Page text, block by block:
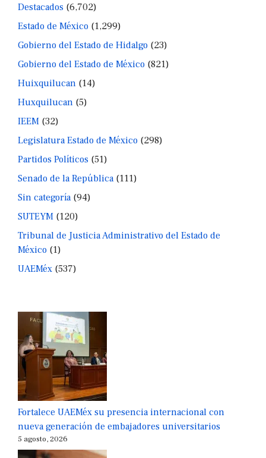
Destacados (6,702)
Estado de México (1,299)
Gobierno del Estado de Hidalgo (23)
Gobierno del Estado de México (821)
Huixquilucan (14)
Huxquilucan (5)
IEEM (32)
Legislatura Estado de México (298)
Partidos Políticos (51)
Senado de la República(111)
Sin categoría(94)
SUTEYM (120)
Tribunal de Justicia Administrativo del Estado de
México (1)
UAEMéx (537)
Fortalece UAEMéx su presencia internacional con
nueva generación de embajadores universitarios
5 agosto, 2026